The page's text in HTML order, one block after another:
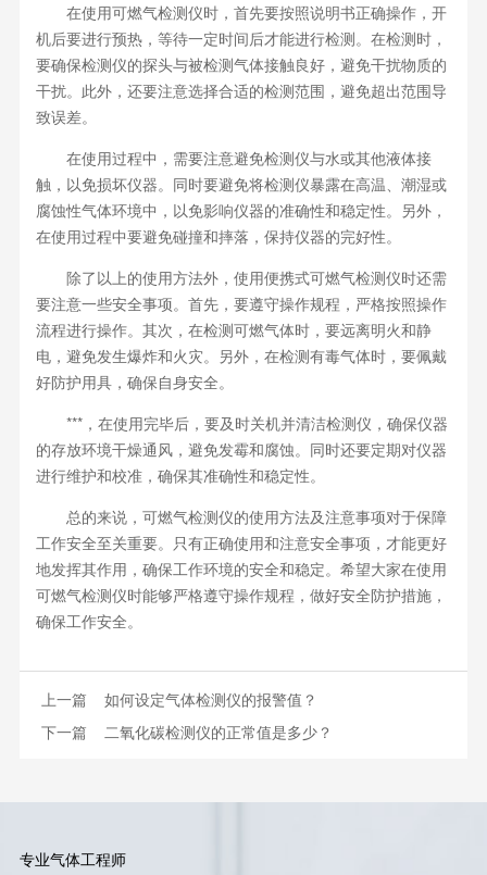
在使用可燃气检测仪时，首先要按照说明书正确操作，开
机后要进行预热，等待一定时间后才能进行检测。在检测时，
要确保检测仪的探头与被检测气体接触良好，避免干扰物质的
干扰。此外，还要注意选择合适的检测范围，避免超出范围导
致误差。
在使用过程中，需要注意避免检测仪与水或其他液体接
触，以免损坏仪器。同时要避免将检测仪暴露在高温、潮湿或
腐蚀性气体环境中，以免影响仪器的准确性和稳定性。另外，
在使用过程中要避免碰撞和摔落，保持仪器的完好性。
除了以上的使用方法外，使用便携式可燃气检测仪时还需
要注意一些安全事项。首先，要遵守操作规程，严格按照操作
流程进行操作。其次，在检测可燃气体时，要远离明火和静
电，避免发生爆炸和火灾。另外，在检测有毒气体时，要佩戴
好防护用具，确保自身安全。
***，在使用完毕后，要及时关机并清洁检测仪，确保仪器
的存放环境干燥通风，避免发霉和腐蚀。同时还要定期对仪器
进行维护和校准，确保其准确性和稳定性。
总的来说，可燃气检测仪的使用方法及注意事项对于保障
工作安全至关重要。只有正确使用和注意安全事项，才能更好
地发挥其作用，确保工作环境的安全和稳定。希望大家在使用
可燃气检测仪时能够严格遵守操作规程，做好安全防护措施，
确保工作安全。
上一篇 如何设定气体检测仪的报警值？
下一篇 二氧化碳检测仪的正常值是多少？
专业气体工程师